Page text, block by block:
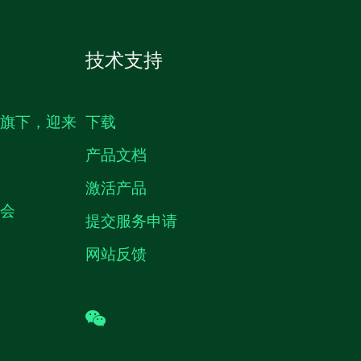
下，迎来
技术支持
下载
产品文档
激活产品
提交服务申请
网站反馈
wechat